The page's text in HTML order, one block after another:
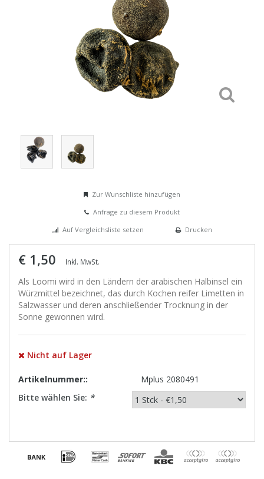
Zur Wunschliste hinzufügen
Anfrage zu diesem Produkt
Auf Vergleichsliste setzen
Drucken
€ 1,50 Inkl. MwSt.
Als Loomi wird in den Ländern der arabischen Halbinsel ein
Würzmittel bezeichnet, das durch Kochen reifer Limetten in
Salzwasser und deren anschließender Trocknung in der
Sonne gewonnen wird.
Nicht auf Lager
Artikelnummer::
Mplus 2080491
Bitte wählen Sie: *